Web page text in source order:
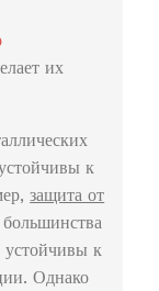
их
к
защита от
устойчивы к
Однако